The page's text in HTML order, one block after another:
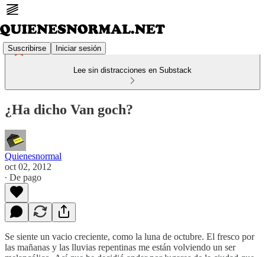
Suscribirse Iniciar sesión
Lee sin distracciones en Substack
¿Ha dicho Van goch?
Quienesnormal
oct 02, 2012
∙ De pago
Se siente un vacio creciente, como la luna de octubre. El fresco por
las mañanas y las lluvias repentinas me están volviendo un ser